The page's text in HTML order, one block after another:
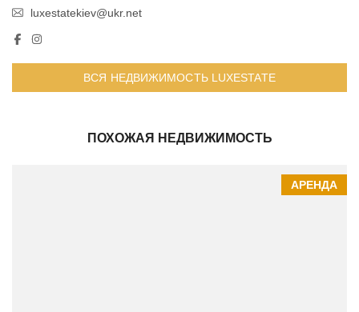
luxestatekiev@ukr.net
ВСЯ НЕДВИЖИМОСТЬ LUXESTATE
ПОХОЖАЯ НЕДВИЖИМОСТЬ
АРЕНДА